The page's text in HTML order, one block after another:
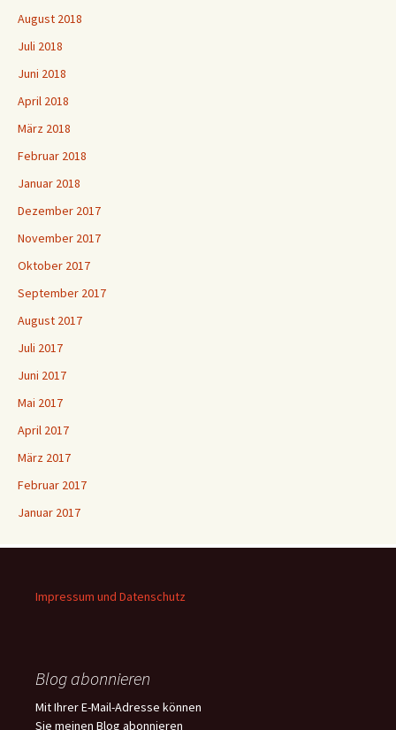
August 2018
Juli 2018
Juni 2018
April 2018
März 2018
Februar 2018
Januar 2018
Dezember 2017
November 2017
Oktober 2017
September 2017
August 2017
Juli 2017
Juni 2017
Mai 2017
April 2017
März 2017
Februar 2017
Januar 2017
Impressum und Datenschutz
Blog abonnieren
Mit Ihrer E-Mail-Adresse können
Sie meinen Blog abonnieren